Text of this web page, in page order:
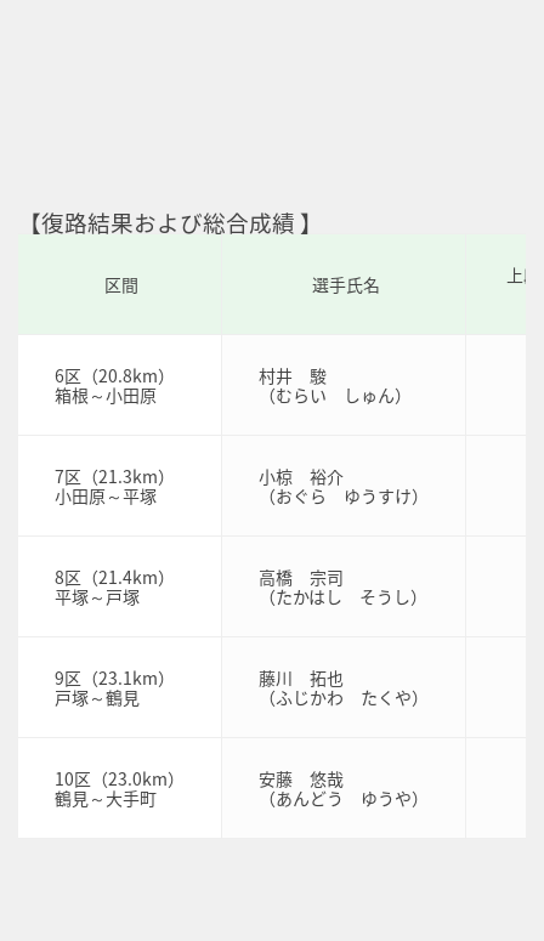
【復路結果および総合成績 】
区間 選手氏名
上
6区（20.8km）
箱根～小田原
村井 駿
（むらい しゅん）
7区（21.3km）
小田原～平塚
小椋 裕介
（おぐら ゆうすけ）
8区（21.4km）
平塚～戸塚
高橋 宗司
（たかはし そうし）
9区（23.1km）
戸塚～鶴見
藤川 拓也
（ふじかわ たくや）
10区（23.0km）
鶴見～大手町
安藤 悠哉
（あんどう ゆうや）